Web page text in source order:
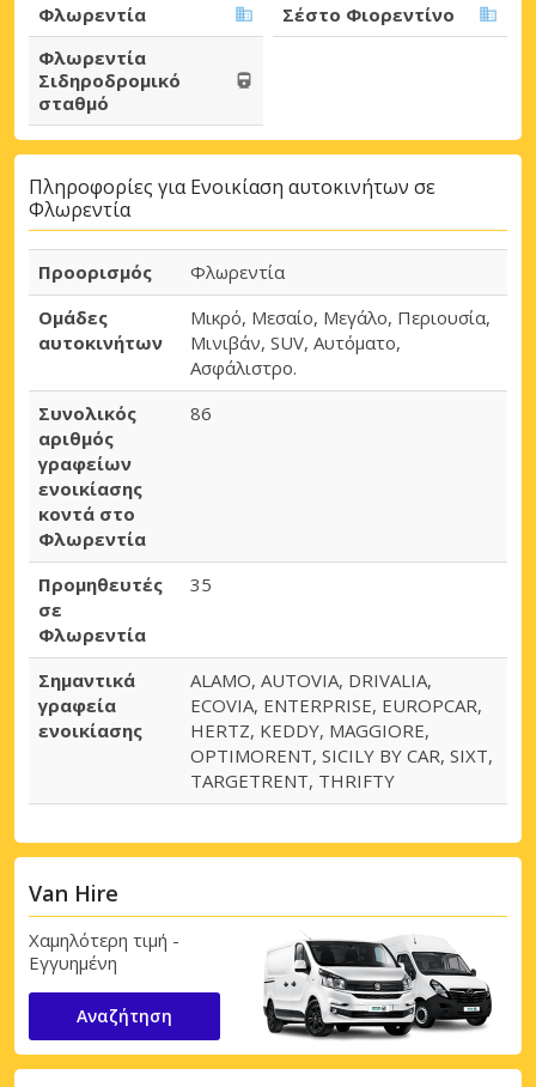
Φλωρεντία
Σέστο Φιορεντίνο
Φλωρεντία
Σιδηροδρομικό
σταθμό
Πληροφορίες για Ενοικίαση αυτοκινήτων σε
Φλωρεντία
Προορισμός
Φλωρεντία
Ομάδες
αυτοκινήτων
Μικρό, Μεσαίο, Μεγάλο, Περιουσία,
Μινιβάν, SUV, Αυτόματο,
Ασφάλιστρο.
Συνολικός
αριθμός
γραφείων
ενοικίασης
κοντά στο
Φλωρεντία
86
Προμηθευτές
σε
Φλωρεντία
35
Σημαντικά
γραφεία
ενοικίασης
ALAMO, AUTOVIA, DRIVALIA,
ECOVIA, ENTERPRISE, EUROPCAR,
HERTZ, KEDDY, MAGGIORE,
OPTIMORENT, SICILY BY CAR, SIXT,
TARGETRENT, THRIFTY
Van Hire
Χαμηλότερη τιμή -
Εγγυημένη
Αναζήτηση